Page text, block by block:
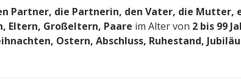
Partner, die Partnerin, den Vater, die Mutter,
Eltern, Großeltern, Paare im Alter von 2 bis 99
Ostern, Abschluss, Ruhestand,